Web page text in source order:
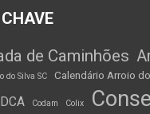
de Caminhões
do Silva SC Calendário Arroio
Codam Colix